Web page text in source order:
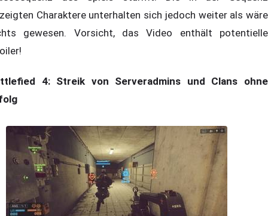
Charaktere unterhalten sich jedoch weiter als wäre
gewesen. Vorsicht, das Video enthält potentielle
4: Streik von Serveradmins und Clans ohne